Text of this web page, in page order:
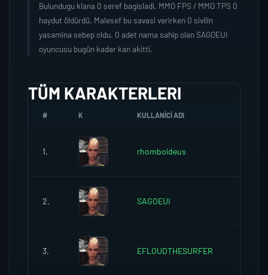
Bulundugu klana 0 seref bagisladi, MMO FPS / MMO TPS 0
haydut öldürdü. Malesef bu savasi verirken 0 sivilin
yasamina sebep oldu. 0 adet nama sahip olan SAGOEUI
oyuncusu bugün kadar kan akitti.
TÜM KARAKTERLERI
# K KULLANICI ADI
1. rhomboideus
2. SAGOEUI
3. EFLOUDTHESURFER